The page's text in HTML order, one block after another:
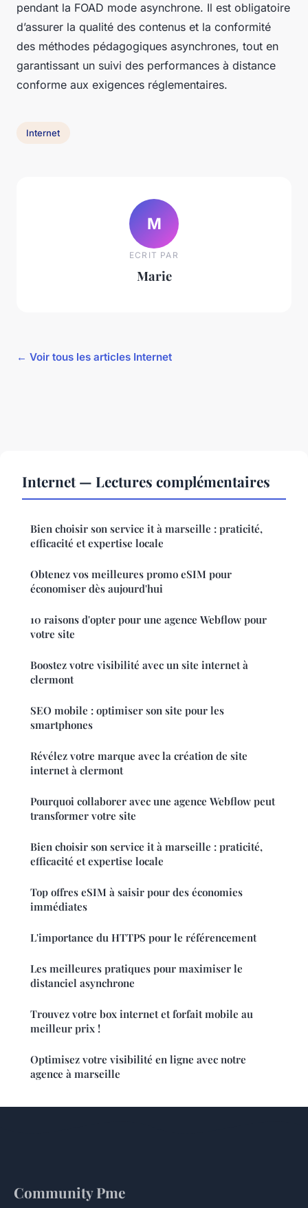
pendant la FOAD mode asynchrone. Il est obligatoire
d’assurer la qualité des contenus et la conformité
des méthodes pédagogiques asynchrones, tout en
garantissant un suivi des performances à distance
conforme aux exigences réglementaires.
Internet
M
ECRIT PAR
Marie
← Voir tous les articles Internet
Internet — Lectures complémentaires
Bien choisir son service it à marseille : praticité,
efficacité et expertise locale
Obtenez vos meilleures promo eSIM pour
économiser dès aujourd'hui
10 raisons d'opter pour une agence Webflow pour
votre site
Boostez votre visibilité avec un site internet à
clermont
SEO mobile : optimiser son site pour les
smartphones
Révélez votre marque avec la création de site
internet à clermont
Pourquoi collaborer avec une agence Webflow peut
transformer votre site
Bien choisir son service it à marseille : praticité,
efficacité et expertise locale
Top offres eSIM à saisir pour des économies
immédiates
L'importance du HTTPS pour le référencement
Les meilleures pratiques pour maximiser le
distanciel asynchrone
Trouvez votre box internet et forfait mobile au
meilleur prix !
Optimisez votre visibilité en ligne avec notre
agence à marseille
Community Pme